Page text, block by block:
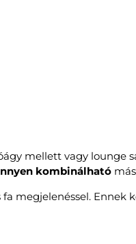
mellett vagy lounge
kombinálható
megjelenéssel. Ennek